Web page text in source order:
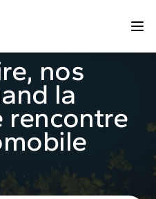
nos
la
rencontre